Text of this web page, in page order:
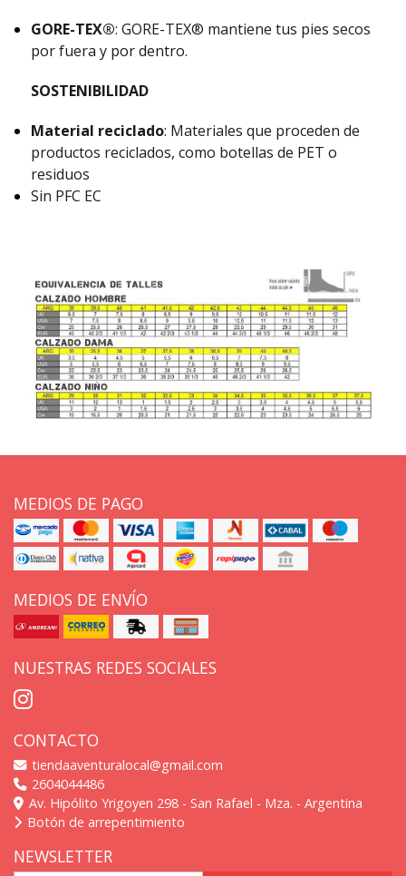
GORE-TEX®: GORE-TEX® mantiene tus pies secos
por fuera y por dentro.
SOSTENIBILIDAD
Material reciclado: Materiales que proceden de
productos reciclados, como botellas de PET o
residuos
Sin PFC EC
MEDIOS DE PAGO
MEDIOS DE ENVÍO
NUESTRAS REDES SOCIALES
CONTACTO
tiendaaventuralocal@gmail.com
2604044486
Av. Hipólito Yrigoyen 298 - San Rafael - Mza. - Argentina
Botón de arrepentimiento
NEWSLETTER